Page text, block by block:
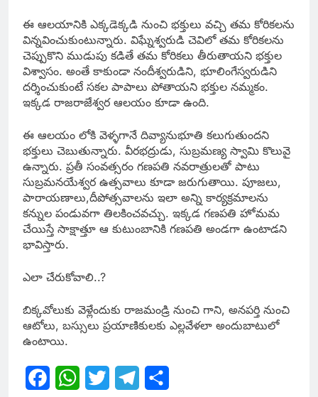
ఈ ఆలయానికి ఎక్కడెక్కడి నుంచి భక్తులు వచ్చి తమ కోరికలను
విన్నవించుకుంటున్నారు. విఘ్నేశ్వరుడి చెవిలో తమ కోరికలను
చెప్పుకొని ముడుపు కడితే తమ కోరికలు తీరుతాయని భక్తుల
విశ్వాసం. అంతే కాకుండా నందీశ్వరుడిని, భూలింగేస్వరుడిని
దర్శించుకుంటే సకల పాపాలు పోతాయని భక్తుల నమ్మకం.
ఇక్కడ రాజరాజేశ్వర ఆలయం కూడా ఉంది.
ఈ ఆలయం లోకి వెళ్ళగానే దివ్యానుభూతి కలుగుతుందని
భక్తులు చెబుతున్నారు. వీరభద్రుడు, సుబ్రమణ్య స్వామి కొలువై
ఉన్నారు. ప్రతీ సంవత్సరం గణపతి నవరాత్రులతో పాటు
సుబ్రమనయేశ్వర ఉత్సవాలు కూడా జరుగుతాయి. పూజలు,
పారాయణాలు,దీపోత్సవాలను ఇలా అన్ని కార్యక్రమాలను
కన్నుల పండువగా తిలకించవచ్చు. ఇక్కడ గణపతి హోమమ
చేయిస్తే సాక్షాత్తూ ఆ కుటుంబానికి గణపతి అండగా ఉంటాడని
భావిస్తారు.
ఎలా చేరుకోవాలి..?
బిక్కవోలుకు వెళ్లేందుకు రాజమండ్రి నుంచి గాని, అనపర్తి నుంచి
ఆటోలు, బస్సులు ప్రయాణికులకు ఎల్లవేళలా అందుబాటులో
ఉంటాయి.
FacebookWhatsApp
Twitter Telegram